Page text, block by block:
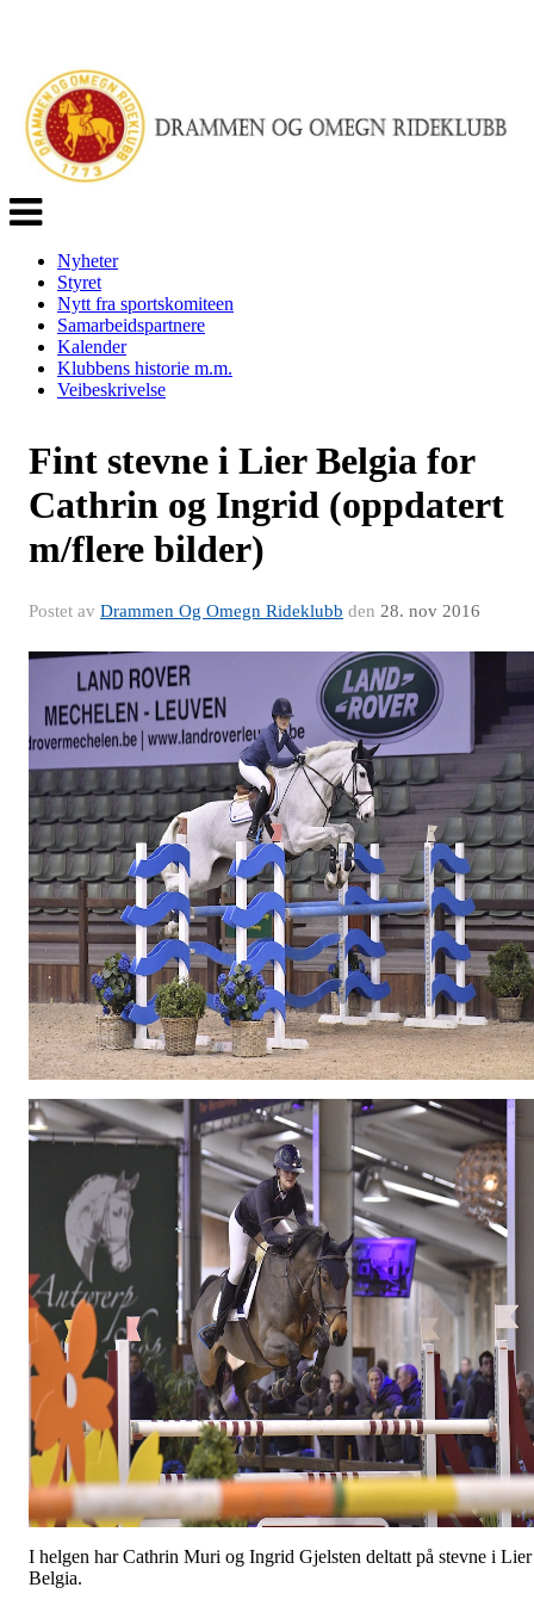
Veksle
navigasjon
Nyheter
Styret
Nytt fra sportskomiteen
Samarbeidspartnere
Kalender
Klubbens historie m.m.
Veibeskrivelse
Fint stevne i Lier Belgia for
Cathrin og Ingrid (oppdatert
m/flere bilder)
Postet av Drammen Og Omegn Rideklubb den 28. nov 2016
I helgen har Cathrin Muri og Ingrid Gjelsten deltatt på stevne i Lier
Belgia.